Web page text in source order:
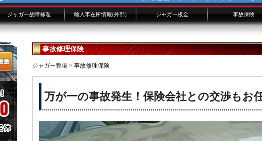
ジャガー故障修理
ジャガー修理概要
ジャガー修理費用
XJ/XKよくある故障
修理事例技術ファイル
ジャガー技術ブログ
輸入車在庫情報(外部) ジャガー板金
板金画像添付フォーム
事故保険
事故修理保険
ジャガー整備 > 事故修理保険
万が一の事故発生！保険会社との交渉もお